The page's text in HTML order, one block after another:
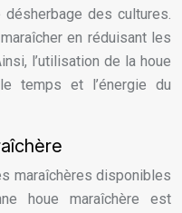
des cultures.
en réduisant les
l’utilisation de la houe
temps et l’énergie du
maraîchères disponibles
houe maraîchère est